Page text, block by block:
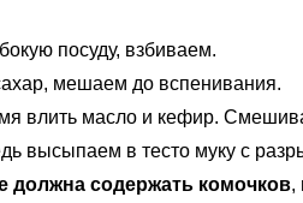
посуду, взбиваем.
мешаем до вспенивания.
влить масло и кефир.
высыпаем в тесто муку с
должна содержать комочков,